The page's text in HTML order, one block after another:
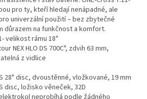
pro ty, kteří hledají nenápadné, ale
univerzální použití – bez zbytečné
důrazem na funkčnost a komfort.
velikost rámu 18"
NEX HLO DS 700C", zdvih 63 mm,
z vidlice
28" disc, dvoustěnné, vložkované, 19 mm
disc, ložisko věneček, 32D